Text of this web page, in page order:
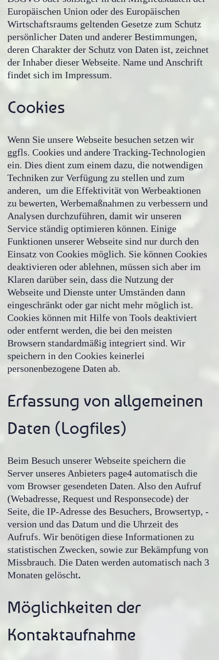
Europäischen Union oder des Europäischen
Wirtschaftsraums geltenden Gesetze zum Schutz
persönlicher Daten und anderer Bestimmungen,
deren Charakter der Schutz von Daten ist, zeichnet
der Inhaber dieser Webseite. Name und Anschrift
findet sich im Impressum.
Cookies
Wenn Sie unsere Webseite besuchen setzen wir
ggfls. Cookies und andere Tracking-Technologien
ein. Dies dient zum einem dazu, die notwendigen
Techniken zur Verfügung zu stellen und zum
anderen, um die Effektivität von Werbeaktionen
zu bewerten, Werbemaßnahmen zu verbessern und
Analysen durchzuführen, damit wir unseren
Service ständig optimieren können. Einige
Funktionen unserer Webseite sind nur durch den
Einsatz von Cookies möglich. Sie können Cookies
deaktivieren oder ablehnen, müssen sich aber im
Klaren darüber sein, dass die Nutzung der
Webseite und Dienste unter Umständen dann
eingeschränkt oder gar nicht mehr möglich ist.
Cookies können mit Hilfe von Tools deaktiviert
oder entfernt werden, die bei den meisten
Browsern standardmäßig integriert sind. Wir
speichern in den Cookies keinerlei
personenbezogene Daten ab.
Erfassung von allgemeinen
Daten (Logfiles)
Beim Besuch unserer Webseite speichern die
Server unseres Anbieters page4 automatisch die
vom Browser gesendeten Daten. Also den Aufruf
(Webadresse, Request und Responsecode) der
Seite, die IP-Adresse des Besuchers, Browsertyp, -
version und das Datum und die Uhrzeit des
Aufrufs. Wir benötigen diese Informationen zu
statistischen Zwecken, sowie zur Bekämpfung von
Missbrauch. Die Daten werden automatisch nach 3
Monaten gelöscht.
Möglichkeiten der
Kontaktaufnahme